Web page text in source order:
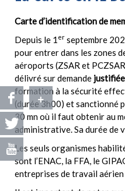
Carte d’identification de
Depuis le 1 er septembre
pour entrer dans les zones
aéroports (ZSAR et
délivré sur demande justifiée
formation à la sécurité
(durée 3h00) et sanctionné
30 mn où il faut obtenir au
administrative. Sa durée de
Les seuls organismes
sont l’ENAC, la FFA, le
entreprises de travail
+